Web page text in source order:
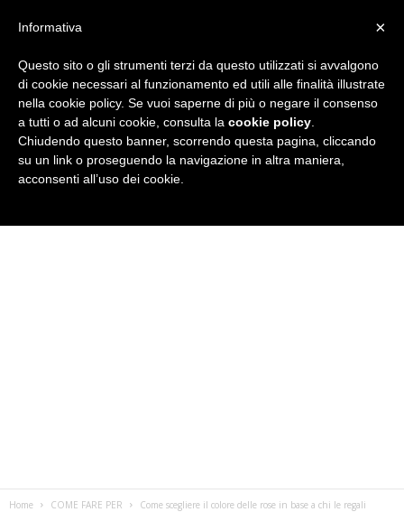
i
Home COME FARE PER Come scegliere il colore delle rose in base a chi le regali
×
Informativa
Questo sito o gli strumenti terzi da questo utilizzati si avvalgono
di cookie necessari al funzionamento ed utili alle finalità illustrate
nella cookie policy. Se vuoi saperne di più o negare il consenso
a tutti o ad alcuni cookie, consulta la cookie policy
Chiudendo questo banner, scorrendo questa pagina, cliccando
su un link o proseguendo la navigazione in altra maniera,
acconsenti all’uso dei cookie.